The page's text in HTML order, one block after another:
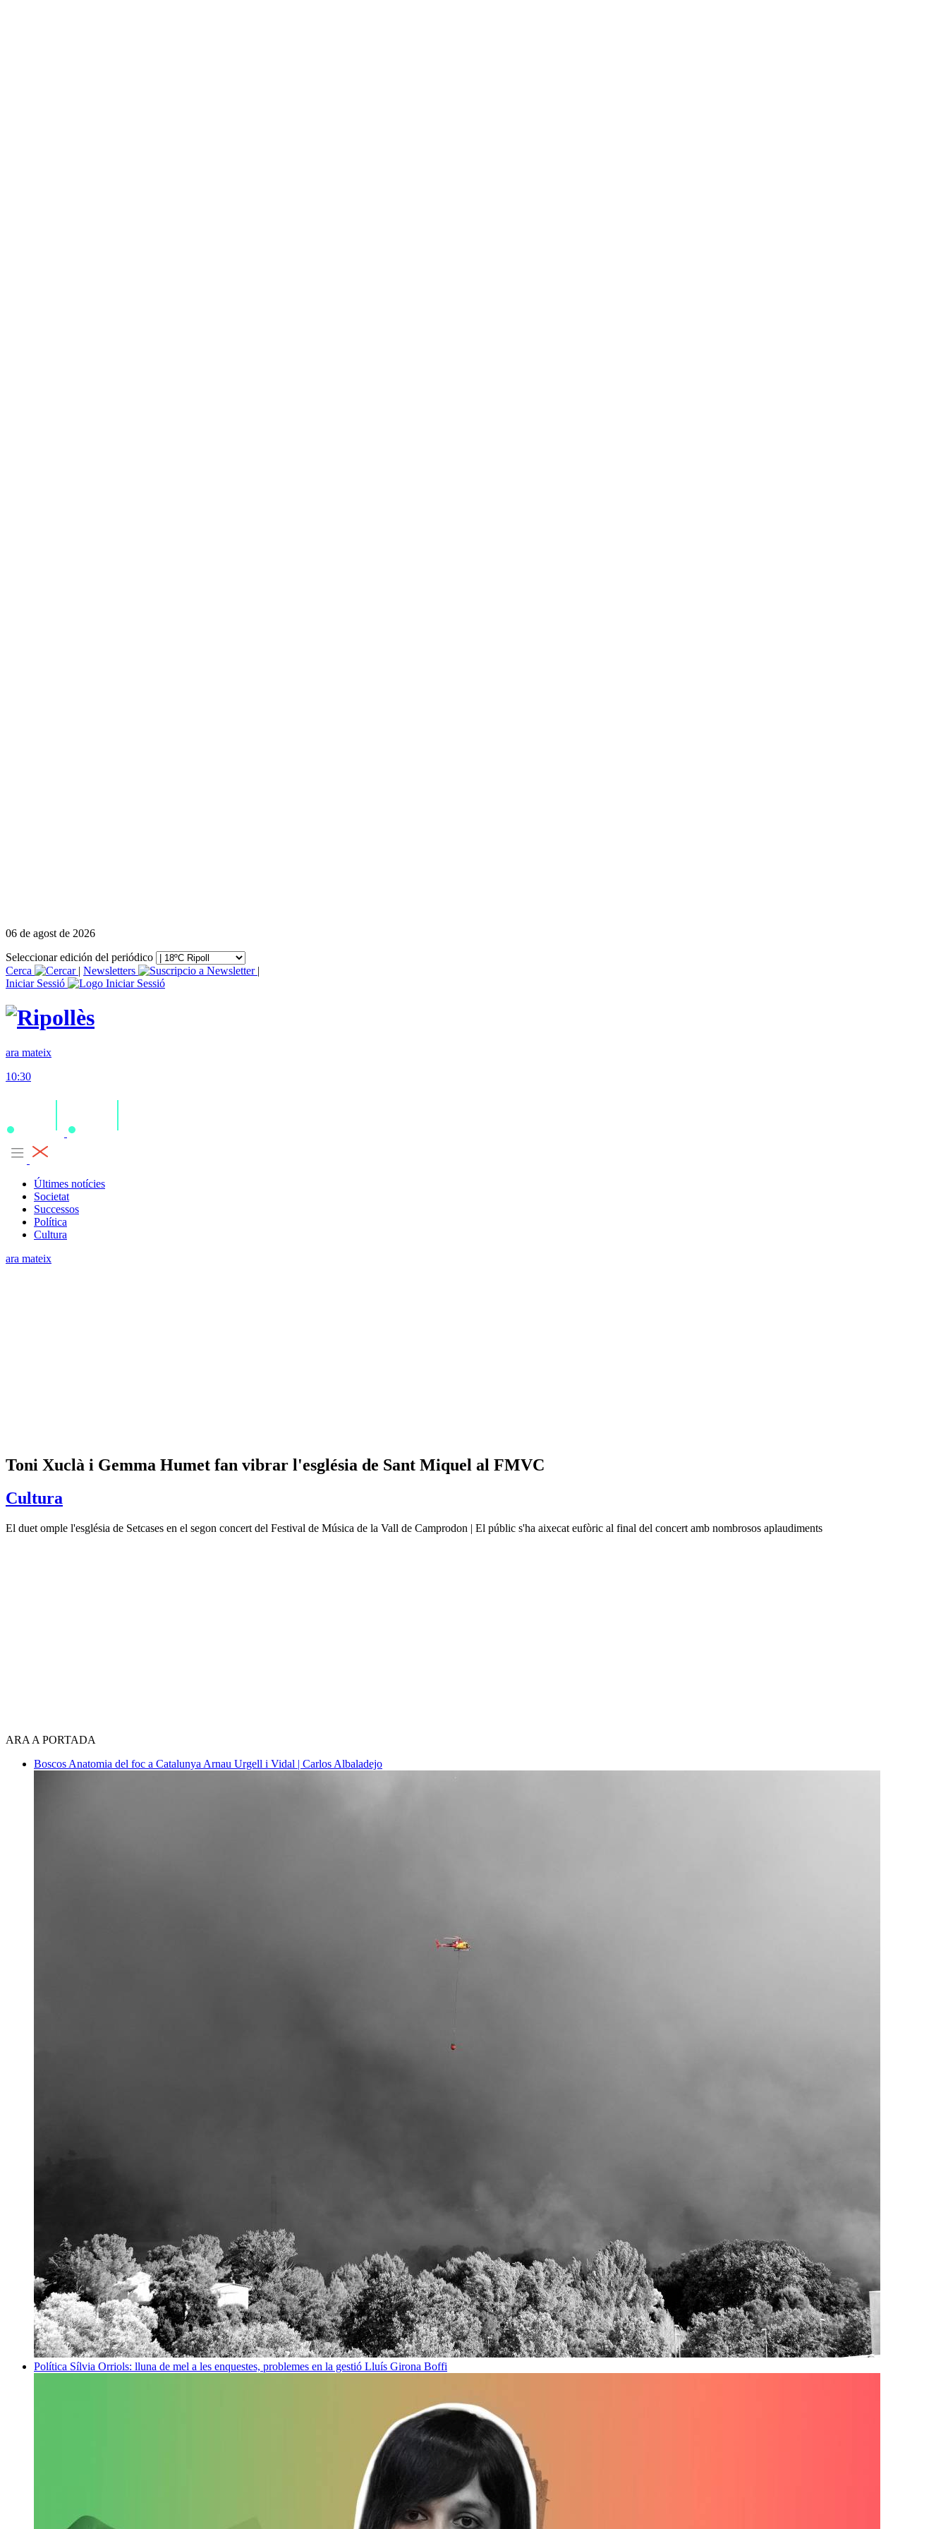
06 de agost de 2026
Seleccionar edición del periódico
Cerca
| Newsletters
|
Iniciar Sessió
ara mateix
10:30
Últimes notícies
Societat
Successos
Política
Cultura
ara mateix
Toni Xuclà i Gemma Humet fan vibrar l'església de Sant Miquel al FMVC
Cultura
El duet omple l'església de Setcases en el segon concert del Festival de Música de la Vall de Camprodon | El públic s'ha aixecat eufòric al final del concert amb nombrosos aplaudiments
ARA A PORTADA
Boscos Anatomia del foc a Catalunya Arnau Urgell i Vidal | Carlos Albaladejo
Política Sílvia Orriols: lluna de mel a les enquestes, problemes en la gestió Lluís Girona Boffi